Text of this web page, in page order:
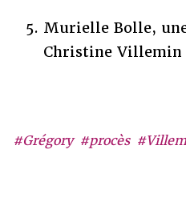
#Grégory #procès
Murielle Bolle,
Christine Villemin